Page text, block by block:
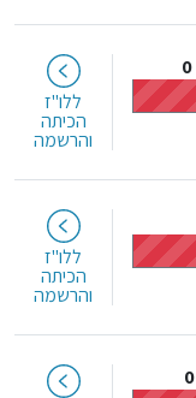
ללו"ז
הכיתה
והרשמה
ללו"ז
הכיתה
והרשמה